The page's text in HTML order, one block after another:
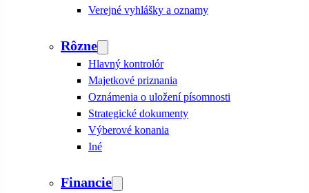
Verejné vyhlášky a oznamy
Rôzne
Hlavný kontrolór
Majetkové priznania
Oznámenia o uložení písomnosti
Strategické dokumenty
Výberové konania
Iné
Financie